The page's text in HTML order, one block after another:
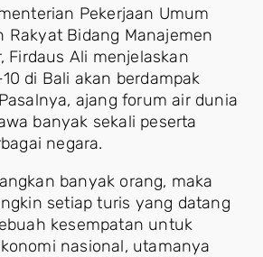
Pekerjaan Umum
Rakyat Bidang Manajemen
Firdaus Ali menjelaskan
di Bali akan berdampak
ajang forum air dunia
banyak sekali peserta
negara.
banyak orang, maka
setiap turis yang datang
kesempatan untuk
nasional, utamanya